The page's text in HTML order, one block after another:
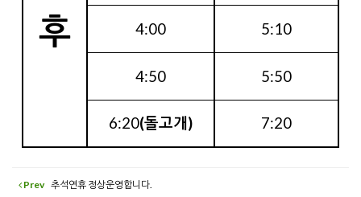
후
4:00 5:10
4:50 5:50
6:20(돌고개) 7:20
Prev 추석연휴 정상운영합니다.